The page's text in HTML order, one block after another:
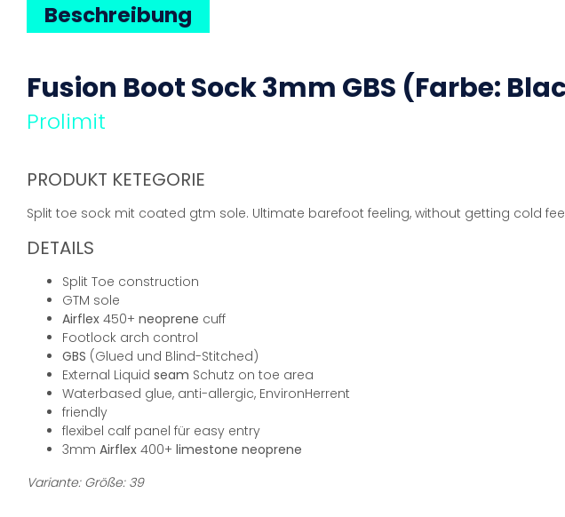
Beschreibung
Fusion Boot Sock 3mm GBS (Farbe:
Prolimit
PRODUKT KETEGORIE
Split toe sock mit coated gtm sole. Ultimate barefoot feeling, without getting cold
DETAILS
Split Toe construction
GTM sole
Airflex 450+ neoprene cuff
Footlock arch control
GBS (Glued und Blind-Stitched)
External Liquid seam Schutz on toe area
Waterbased glue, anti-allergic, EnvironHerrent
friendly
flexibel calf panel für easy entry
3mm Airflex 400+ limestone neoprene
Variante: Größe: 39